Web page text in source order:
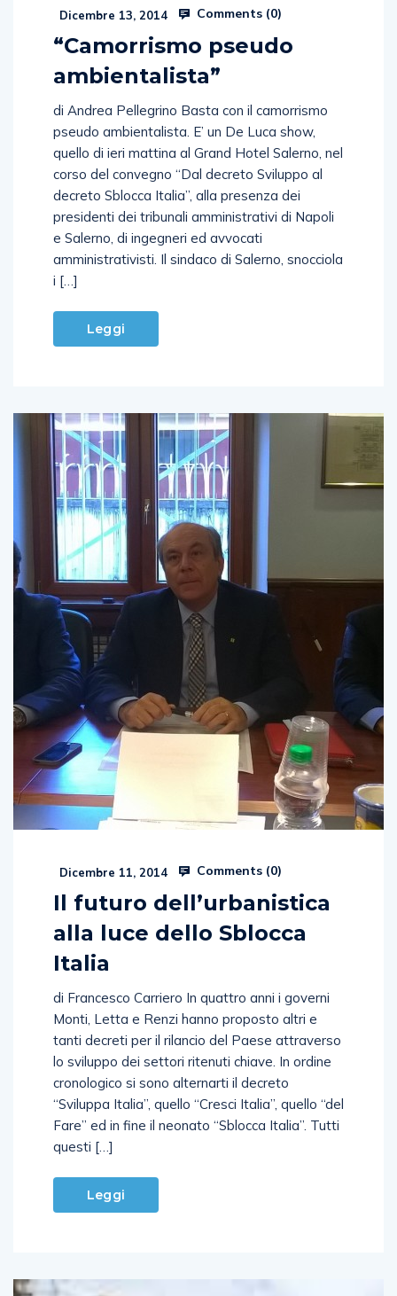
Dicembre 13, 2014 Comments (0)
“Camorrismo pseudo
ambientalista”
di Andrea Pellegrino Basta con il camorrismo
pseudo ambientalista. E’ un De Luca show,
quello di ieri mattina al Grand Hotel Salerno, nel
corso del convegno “Dal decreto Sviluppo al
decreto Sblocca Italia”, alla presenza dei
presidenti dei tribunali amministrativi di Napoli
e Salerno, di ingegneri ed avvocati
amministrativisti. Il sindaco di Salerno, snocciola
i […]
Leggi
Dicembre 11, 2014 Comments (0)
Il futuro dell’urbanistica
alla luce dello Sblocca
Italia
di Francesco Carriero In quattro anni i governi
Monti, Letta e Renzi hanno proposto altri e
tanti decreti per il rilancio del Paese attraverso
lo sviluppo dei settori ritenuti chiave. In ordine
cronologico si sono alternarti il decreto
“Sviluppa Italia”, quello “Cresci Italia”, quello “del
Fare” ed in fine il neonato “Sblocca Italia”. Tutti
questi […]
Leggi